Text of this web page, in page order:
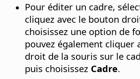
Pour éditer un cadre,
cliquez avec le bouton
choisissez une option de
pouvez également cliquer
droit de la souris sur le
puis choisissez Cadre.